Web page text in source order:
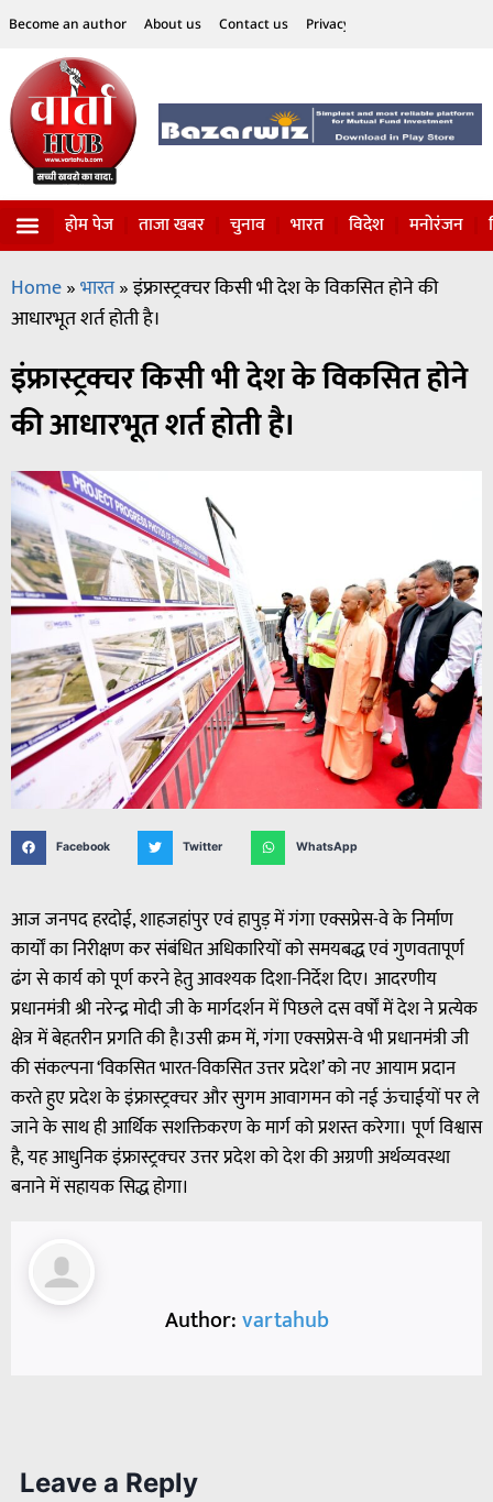
Become an author About us Contact us Privacy Policy
होम पेज ताजा खबर चुनाव भारत विदेश मनोरंजन
Home»भारत»इंफ्रास्ट्रक्चर किसी भी देश के विकसित होने की
आधारभूत शर्त होती है।
इंफ्रास्ट्रक्चर किसी भी देश के विकसित होने
की आधारभूत शर्त होती है।
Facebook Twitter WhatsApp
आज जनपद हरदोई, शाहजहांपुर एवं हापुड़ में गंगा एक्सप्रेस-वे के निर्माण
कार्यों का निरीक्षण कर संबंधित अधिकारियों को समयबद्ध एवं गुणवतापूर्ण
ढंग से कार्य को पूर्ण करने हेतु आवश्यक दिशा-निर्देश दिए। आदरणीय
प्रधानमंत्री श्री नरेन्द्र मोदी जी के मार्गदर्शन में पिछले दस वर्षों में देश ने प्रत्येक
क्षेत्र में बेहतरीन प्रगति की है।उसी क्रम में, गंगा एक्सप्रेस-वे भी प्रधानमंत्री जी
की संकल्पना ‘विकसित भारत-विकसित उत्तर प्रदेश’ को नए आयाम प्रदान
करते हुए प्रदेश के इंफ्रास्ट्रक्चर और सुगम आवागमन को नई ऊंचाईयों पर ले
जाने के साथ ही आर्थिक सशक्तिकरण के मार्ग को प्रशस्त करेगा। पूर्ण विश्वास
है, यह आधुनिक इंफ्रास्ट्रक्चर उत्तर प्रदेश को देश की अग्रणी अर्थव्यवस्था
बनाने में सहायक सिद्ध होगा।
Author:vartahub
Leave a Reply